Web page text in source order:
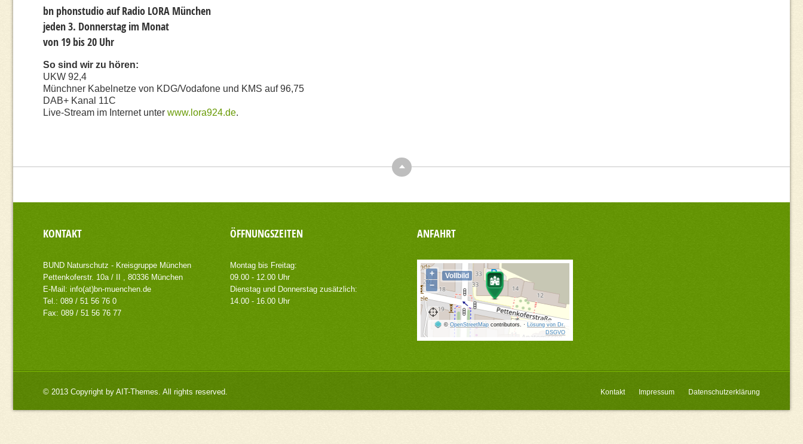
bn phonstudio auf Radio LORA München
jeden 3. Donnerstag im Monat
von 19 bis 20 Uhr
So sind wir zu hören:
UKW 92,4
Münchner Kabelnetze von KDG/Vodafone und KMS auf 96,75
DAB+ Kanal 11C
Live-Stream im Internet unter www.lora924.de.
Top
KONTAKT
BUND Naturschutz - Kreisgruppe München
Pettenkoferstr. 10a / II , 80336 München
E-Mail: info(at)bn-muenchen.de
Tel.: 089 / 51 56 76 0
Fax: 089 / 51 56 76 77
ÖFFNUNGSZEITEN
Montag bis Freitag:
09.00 - 12.00 Uhr
Dienstag und Donnerstag zusätzlich:
14.00 - 16.00 Uhr
ANFAHRT
+
−
©OpenStreetMap contributors. ·
Lösung von Dr.
DSGVO
Vollbild
Kontakt Impressum Datenschutzerklärung
© 2013 Copyright by AIT-Themes . All rights reserved.